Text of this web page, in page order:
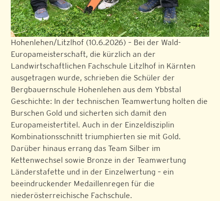
Hohenlehen/Litzlhof (10.6.2026) – Bei der Wald-
Europameisterschaft, die kürzlich an der
Landwirtschaftlichen Fachschule Litzlhof in Kärnten
ausgetragen wurde, schrieben die Schüler der
Bergbauernschule Hohenlehen aus dem Ybbstal
Geschichte: In der technischen Teamwertung holten die
Burschen Gold und sicherten sich damit den
Europameistertitel. Auch in der Einzeldisziplin
Kombinationsschnitt triumphierten sie mit Gold.
Darüber hinaus errang das Team Silber im
Kettenwechsel sowie Bronze in der Teamwertung
Länderstafette und in der Einzelwertung – ein
beeindruckender Medaillenregen für die
niederösterreichische Fachschule.